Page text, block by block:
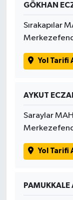
GÖKHAN
Sırakapılar
Yol Tarifi
AYKUT
Saraylar
Yol Tarifi
PAMUKKALE